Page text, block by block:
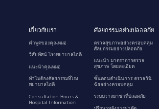
เกี่ยวกับเรา
คำพูดของคุณหมอ
วิสัยทัศน์ โรงพยาบาลไอดี
แนะนำคุณหมอ
ทำไมต้องศัลยกรรมที่โรง
พยาบาลไอดี
Consultation Hours &
Hospital Information
ศัลยกรรมอย่างปลอดภัย
ตรวจสุขภาพอย่างครอบคลุม
ศัลยกรรมอย่างปลอดภัย
แนะนำ มาตราการตรวจ
สุขภาพ โดยละเอียด
ขั้นตอนดำเนินการ ตรวจวินิ
ฉัยอย่างครอบคลุม
ระบบวางยาชาที่ปลอดภัย